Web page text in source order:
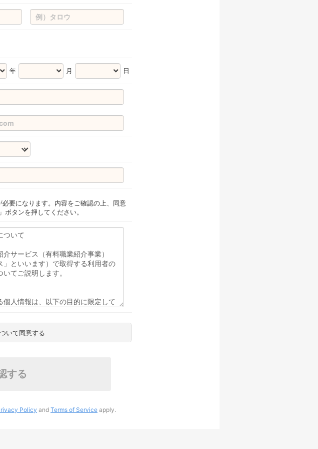
年 月 日
要になります。内容をご確認の上、同意
タンを押してください。
いて同意する
する
Policy and Terms of Service apply.